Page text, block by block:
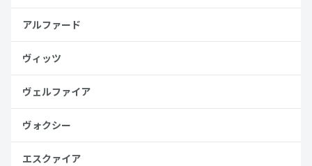
アルファード
ヴィッツ
ヴェルファイア
ヴォクシー
エスクァイア